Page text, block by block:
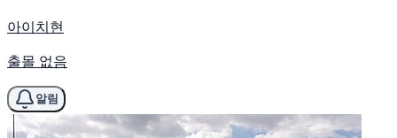
아이치현
출몰 없음
알림